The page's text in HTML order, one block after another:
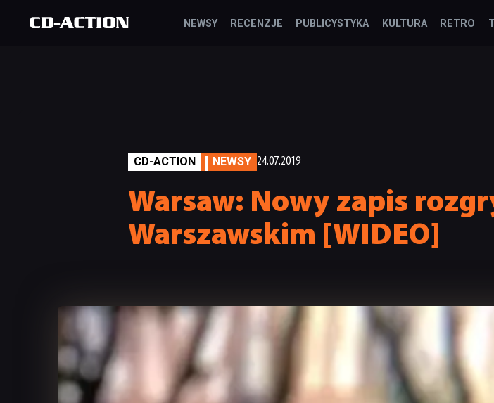
NEWSY RECENZJE PUBLICYSTYKA KULTURA RETRO
CD-ACTION NEWSY 24.07.2019
Warsaw: Nowy zapis
Warszawskim [WIDEO]